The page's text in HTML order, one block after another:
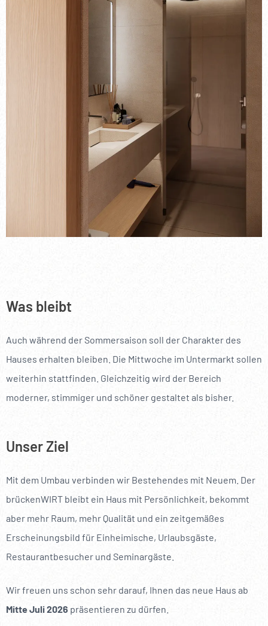
Was bleibt
Auch während der Sommersaison soll der Charakter des
Hauses erhalten bleiben. Die Mittwoche im Untermarkt sollen
weiterhin stattfinden. Gleichzeitig wird der Bereich
moderner, stimmiger und schöner gestaltet als bisher.
Unser Ziel
Mit dem Umbau verbinden wir Bestehendes mit Neuem. Der
brückenWIRT bleibt ein Haus mit Persönlichkeit, bekommt
aber mehr Raum, mehr Qualität und ein zeitgemäßes
Erscheinungsbild für Einheimische, Urlaubsgäste,
Restaurantbesucher und Seminargäste.
Wir freuen uns schon sehr darauf, Ihnen das neue Haus ab
Mitte Juli 2026 präsentieren zu dürfen.